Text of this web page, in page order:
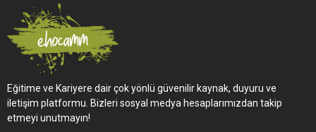
Eğitime ve Kariyere dair çok yönlü güvenilir kaynak, duyuru ve
iletişim platformu. Bizleri sosyal medya hesaplarımızdan takip
etmeyi unutmayın!